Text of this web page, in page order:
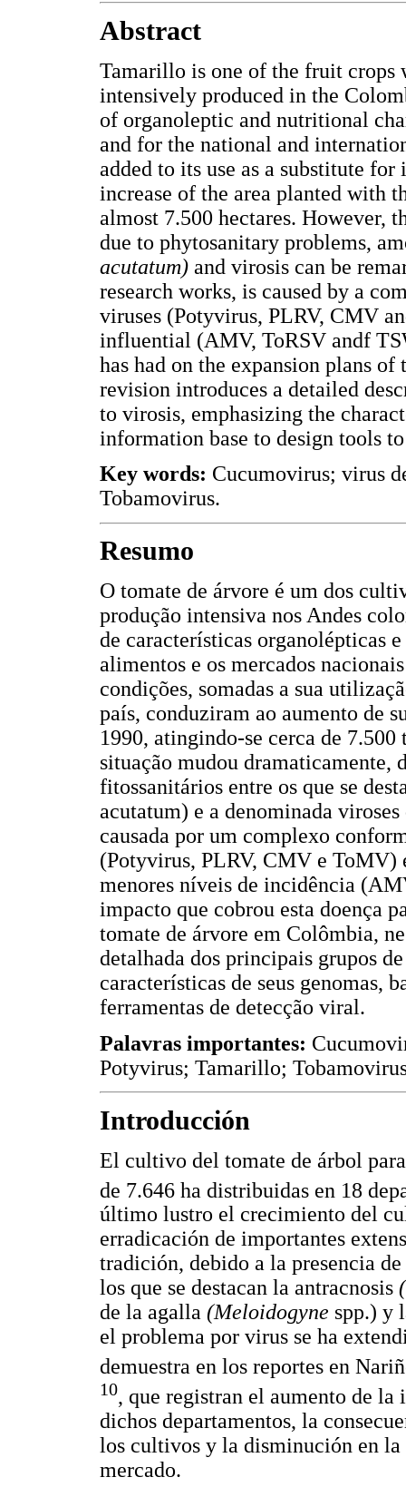
Abstract
Tamarillo is one of the fruit
intensively produced in the
of organoleptic and nutritional
and for the national and
added to its use as a substitute
increase of the area planted with
almost 7.500 hectares. However,
due to phytosanitary problems,
acutatum) and virosis can be
research works, is caused by a
viruses (Potyvirus, PLRV, CMV
influential (AMV, ToRSV andf
has had on the expansion plans
revision introduces a detailed
to virosis, emphasizing the
information base to design tools
Key words: Cucumovirus; virus
Tobamovirus.
Resumo
O tomate de árvore é um dos
produção intensiva nos Andes
de características organolépticas
alimentos e os mercados
condições, somadas a sua
país, conduziram ao aumento de
1990, atingindo-se cerca de
situação mudou dramaticamente,
fitossanitários entre os que se
acutatum) e a denominada
causada por um complexo
(Potyvirus, PLRV, CMV e ToMV)
menores níveis de incidência
impacto que cobrou esta doença
tomate de árvore em Colômbia,
detalhada dos principais grupos
características de seus genomas,
ferramentas de detecção viral.
Palavras importantes:
Potyvirus; Tamarillo;
Introducción
El cultivo del tomate de árbol
de 7.646 ha distribuidas en 18
último lustro el crecimiento del
erradicación de importantes
tradición, debido a la presencia
los que se destacan la antracnosis
de la agalla (Meloidogyne spp.) y
el problema por virus se ha
demuestra en los reportes en
10, que registran el aumento de
dichos departamentos, la
los cultivos y la disminución en
mercado.